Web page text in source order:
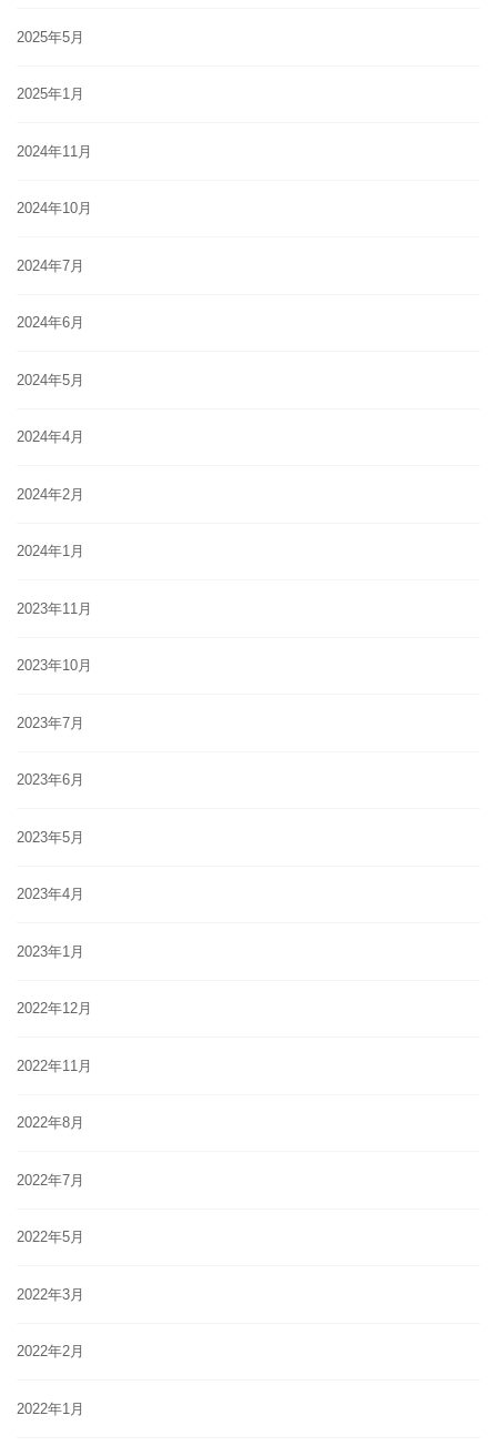
2025年5月
2025年1月
2024年11月
2024年10月
2024年7月
2024年6月
2024年5月
2024年4月
2024年2月
2024年1月
2023年11月
2023年10月
2023年7月
2023年6月
2023年5月
2023年4月
2023年1月
2022年12月
2022年11月
2022年8月
2022年7月
2022年5月
2022年3月
2022年2月
2022年1月